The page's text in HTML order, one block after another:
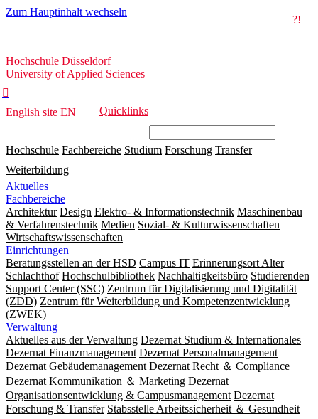
Zum Hauptinhalt wechseln
?!
Hochschule
Düsseldorf
Hochschule Düsseldorf
University of Applied Sciences

English site EN Quicklinks
Hochschule Fachbereiche Studium Forschung Transfer
Weiterbildung
Aktuelles
Fachbereiche
Architektur Design Elektro- & Informationstechnik Maschinenbau
& Verfahrenstechnik Medien Sozial- & Kulturwissenschaften
Wirtschaftswissenschaften
Einrichtungen
Beratungsstellen an der HSD Campus IT Erinnerungsort Alter
Schlachthof Hochschulbibliothek Nachhaltigkeitsbüro Studierenden
Support Center (SSC) Zentrum für Digitalisierung und Digitalität
(ZDD) Zentrum für Weiterbildung und Kompetenzentwicklung
(ZWEK)
Verwaltung
Aktuelles aus der Verwaltung Dezernat Studium & Internationales
Dezernat Finanzmanagement Dezernat Personalmanagement
Dezernat Gebäudemanagement Dezernat Recht ＆ Compliance
Dezernat Kommunikation ＆ Marketing Dezernat
Organisationsentwicklung & Campusmanagement Dezernat
Forschung & Transfer Stabsstelle Arbeitssicherheit ＆ Gesundheit